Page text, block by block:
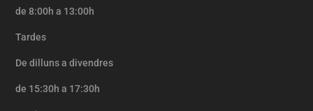
de 8:00h a 13:00h
Tardes
De dilluns a divendres
de 15:30h a 17:30h